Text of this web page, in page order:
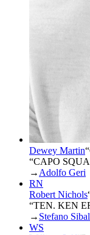
Dewey Martin“
“CAPO
→ Adolfo Geri
RN
Robert Nichols
“TEN. KEN
→ Stefano
WS